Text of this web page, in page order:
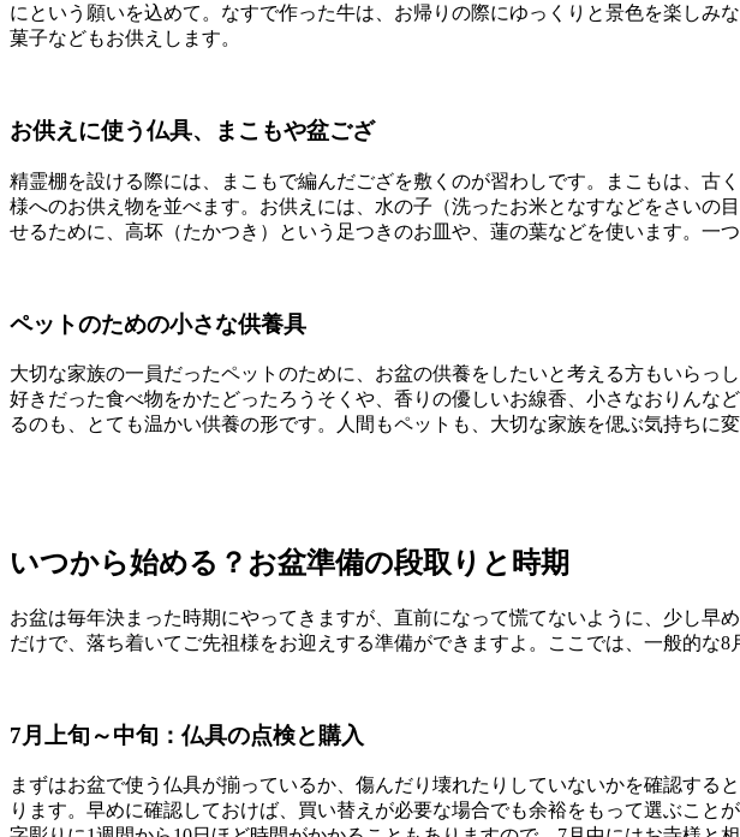
にという願いを込めて。なすで作った牛は、お帰りの際にゆっくりと景色を楽し
菓子などもお供えします。
お供えに使う仏具、まこもや盆ござ
精霊棚を設ける際には、まこもで編んだござを敷くのが習わしです。まこもは、古
様へのお供え物を並べます。お供えには、水の子（洗ったお米となすなどをさい
せるために、高坏（たかつき）という足つきのお皿や、蓮の葉などを使います。一
ペットのための小さな供養具
大切な家族の一員だったペットのために、お盆の供養をしたいと考える方もいら
好きだった食べ物をかたどったろうそくや、香りの優しいお線香、小さなおりん
るのも、とても温かい供養の形です。人間もペットも、大切な家族を偲ぶ気持ちに
いつから始める？お盆準備の段取りと時期
お盆は毎年決まった時期にやってきますが、直前になって慌てないように、少し早
だけで、落ち着いてご先祖様をお迎えする準備ができますよ。ここでは、一般的な8
7月上旬～中旬：仏具の点検と購入
まずはお盆で使う仏具が揃っているか、傷んだり壊れたりしていないかを確認す
ります。早めに確認しておけば、買い替えが必要な場合でも余裕をもって選ぶこ